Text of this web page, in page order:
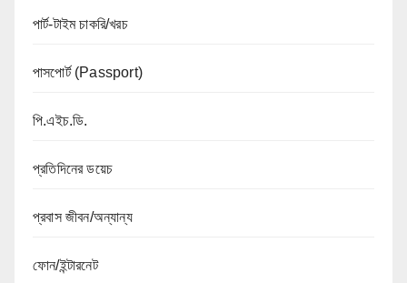
পার্ট-টাইম চাকরি/খরচ
পাসপোর্ট (Passport)
পি.এইচ.ডি.
প্রতিদিনের ডয়েচ
প্রবাস জীবন/অন্যান্য
ফোন/ইন্টারনেট